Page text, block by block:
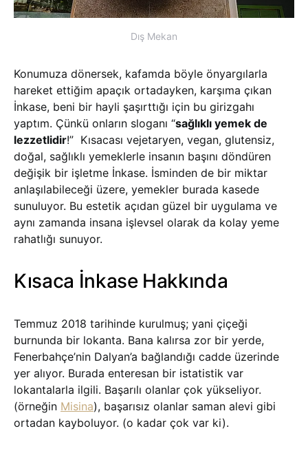
Dış Mekan
Konumuza dönersek, kafamda böyle önyargılarla
hareket ettiğim apaçık ortadayken, karşıma çıkan
İnkase, beni bir hayli şaşırttığı için bu girizgahı
yaptım. Çünkü onların sloganı “sağlıklı yemek de
lezzetlidir!” Kısacası vejetaryen, vegan, glutensiz,
doğal, sağlıklı yemeklerle insanın başını döndüren
değişik bir işletme İnkase. İsminden de bir miktar
anlaşılabileceği üzere, yemekler burada kasede
sunuluyor. Bu estetik açıdan güzel bir uygulama ve
aynı zamanda insana işlevsel olarak da kolay yeme
rahatlığı sunuyor.
Kısaca İnkase Hakkında
Temmuz 2018 tarihinde kurulmuş; yani çiçeği
burnunda bir lokanta. Bana kalırsa zor bir yerde,
Fenerbahçe’nin Dalyan’a bağlandığı cadde üzerinde
yer alıyor. Burada enteresan bir istatistik var
lokantalarla ilgili. Başarılı olanlar çok yükseliyor.
(örneğin Misina), başarısız olanlar saman alevi gibi
ortadan kayboluyor. (o kadar çok var ki).